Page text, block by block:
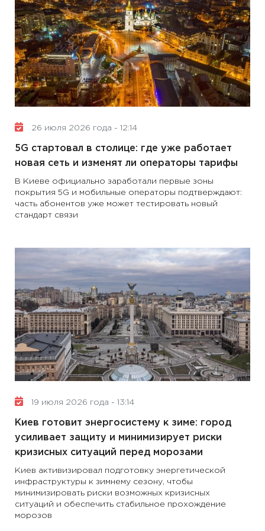
26 июля 2026 года - 12:14
5G стартовал в столице: где уже работает
новая сеть и изменят ли операторы тарифы
В Киеве официально заработали первые зоны
покрытия 5G и мобильные операторы подтверждают:
часть абонентов уже может тестировать новый
стандарт связи
19 июля 2026 года - 13:14
Киев готовит энергосистему к зиме: город
усиливает защиту и минимизирует риски
кризисных ситуаций перед морозами
Киев активизировал подготовку энергетической
инфраструктуры к зимнему сезону, чтобы
минимизировать риски возможных кризисных
ситуаций и обеспечить стабильное прохождение
морозов